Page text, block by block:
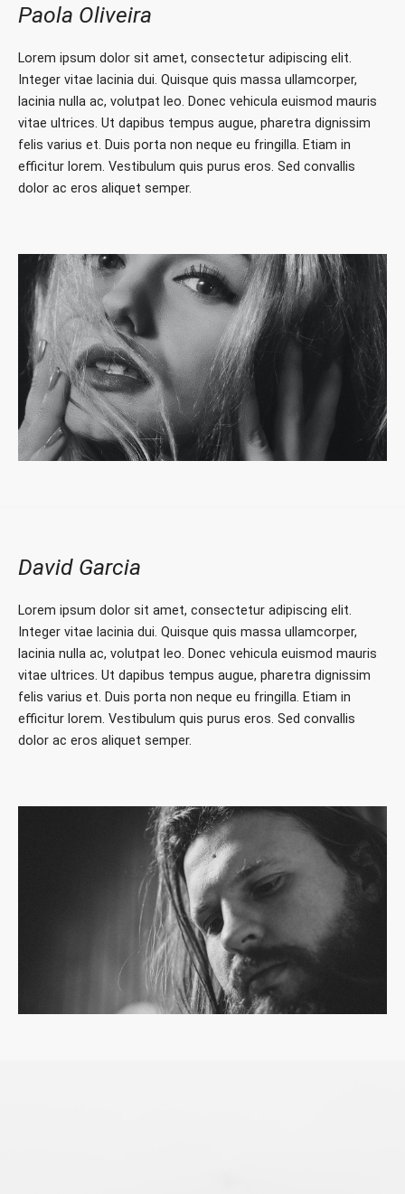
Paola Oliveira
Lorem ipsum dolor sit amet, consectetur adipiscing elit.
Integer vitae lacinia dui. Quisque quis massa ullamcorper,
lacinia nulla ac, volutpat leo. Donec vehicula euismod mauris
vitae ultrices. Ut dapibus tempus augue, pharetra dignissim
felis varius et. Duis porta non neque eu fringilla. Etiam in
efficitur lorem. Vestibulum quis purus eros. Sed convallis
dolor ac eros aliquet semper.
David Garcia
Lorem ipsum dolor sit amet, consectetur adipiscing elit.
Integer vitae lacinia dui. Quisque quis massa ullamcorper,
lacinia nulla ac, volutpat leo. Donec vehicula euismod mauris
vitae ultrices. Ut dapibus tempus augue, pharetra dignissim
felis varius et. Duis porta non neque eu fringilla. Etiam in
efficitur lorem. Vestibulum quis purus eros. Sed convallis
dolor ac eros aliquet semper.